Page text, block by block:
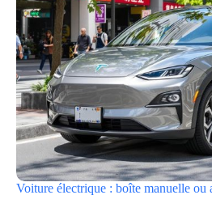
Voiture électrique : boîte manuelle ou